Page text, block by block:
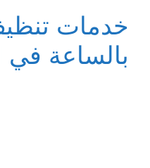
خدمات
بالساعة في